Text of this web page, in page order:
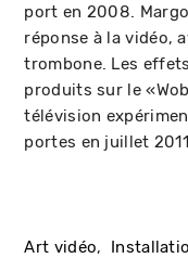
port en 2008.
réponse à la vidéo,
trombone. Les
produits sur le
télévision
portes en juillet
Art vidéo